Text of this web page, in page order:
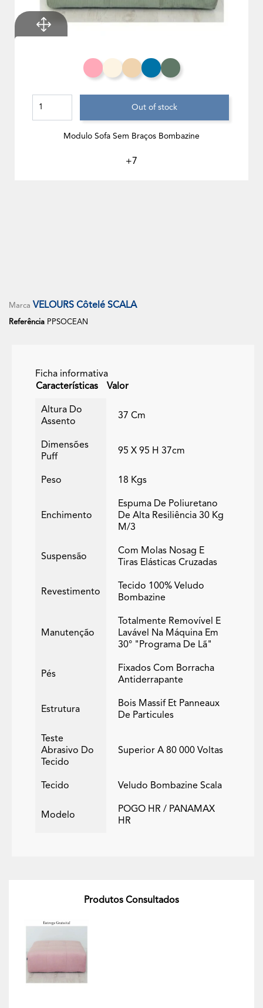
SalmãoBranco Creme
ToffeeAzul Celeste
Eucalipto
Out of stock
Modulo Sofa Sem Braços Bombazine
+7
Marca VELOURS Côtelé SCALA
Referência PPSOCEAN
Ficha informativa
Características
Valor
Altura Do
Assento
37 Cm
Dimensões
Puff
95 X 95 H 37cm
Peso 18 Kgs
Enchimento
Espuma De Poliuretano
De Alta Resiliência 30 Kg
M/3
Suspensão
Com Molas Nosag E
Tiras Elásticas Cruzadas
Revestimento
Tecido 100% Veludo
Bombazine
Manutenção
Totalmente Removível E
Lavável Na Máquina Em
30° "programa De Lã"
Pés
Fixados Com Borracha
Antiderrapante
Estrutura
Bois Massif Et Panneaux
De Particules
Teste
Abrasivo Do
Tecido
Superior A 80 000 Voltas
Tecido Veludo Bombazine Scala
Modelo
POGO HR / PANAMAX
HR
Produtos Consultados